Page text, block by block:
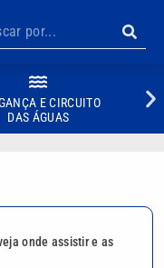
E CIRCUITO
DAS ÁGUAS
onde assistir e as